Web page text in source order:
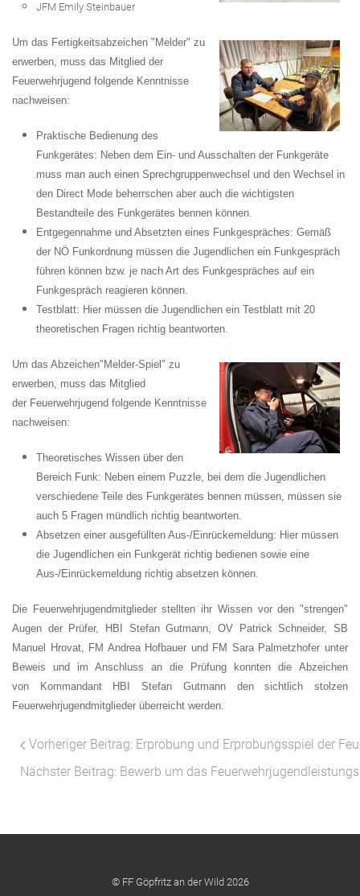
JFM Emily Steinbauer
Um das Fertigkeitsabzeichen "Melder" zu
erwerben, muss das Mitgl ied der
Feuerwehrjugend folgende Kenntnisse
nachweisen:
Praktische Bedienung des
Funkgerätes: Neben dem Ein- und Ausschalten der Funkgeräte
muss man auch einen Sprechgruppenwechsel und den Wechsel in
den Direct Mode beherrschen aber auch die wichtigsten
Bestandteile des Funkgerätes bennen können.
Entgegennahme und Absetzten eines Funkgespräches: Gemäß
der NÖ Funkordnung müssen die Jugendlichen ein Funkgespräch
führen können bzw. je nach Art des Funkgespräches auf ein
Funkgespräch reagieren können.
Testblatt: Hier müssen die Jugendlichen ein Testblatt mit 20
theoretischen Fragen richtig beantworten.
Um das Abzeichen"Melder-Spiel" zu
erwerben, muss das Mitglied
der Feuerwehrjugend fo lgende Kenntnisse
nachweisen:
Theoretisches Wissen über den
Bereich Funk: Neben einem Puzzle, bei dem die Jugendlichen
verschiedene Teile des Funkgerätes bennen müssen, müssen sie
auch 5 Fragen mündlich richtig beantworten.
Absetzen einer ausgefüllten Aus-/Einrückemeldung: Hier müssen
die Jugendlichen ein Funkgerät richtig bedienen sowie eine
Aus-/Einrückemeldung richtig absetzen können.
Die Feuerwehrjugendmitglieder stellten ihr Wissen vor den "strengen"
Augen der Prüfer, HBI Stefan Gutmann, OV Patrick Schneider, SB
Manuel Hrovat, FM Andrea Hofbauer und FM Sara Palmetzhofer unter
Beweis und im Anschluss an die Prüfung konnten die Abzeichen
von Kommandant HBI Stefan Gutmann den sichtlich stolzen
Feuerwehrjugendmitglieder überreicht werden.
Vorheriger Beitrag: Erprobung und Erprobungsspiel der
Nächster Beitrag: Bewerb um das
© FF Göpfritz an der Wild 2026